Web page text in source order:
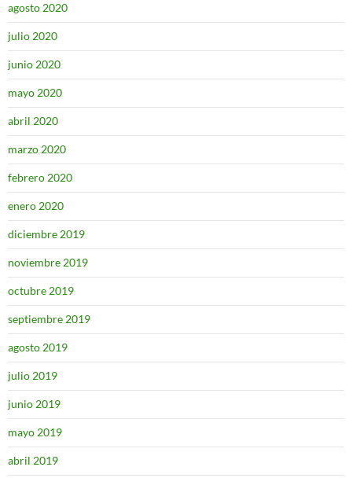
agosto 2020
julio 2020
junio 2020
mayo 2020
abril 2020
marzo 2020
febrero 2020
enero 2020
diciembre 2019
noviembre 2019
octubre 2019
septiembre 2019
agosto 2019
julio 2019
junio 2019
mayo 2019
abril 2019